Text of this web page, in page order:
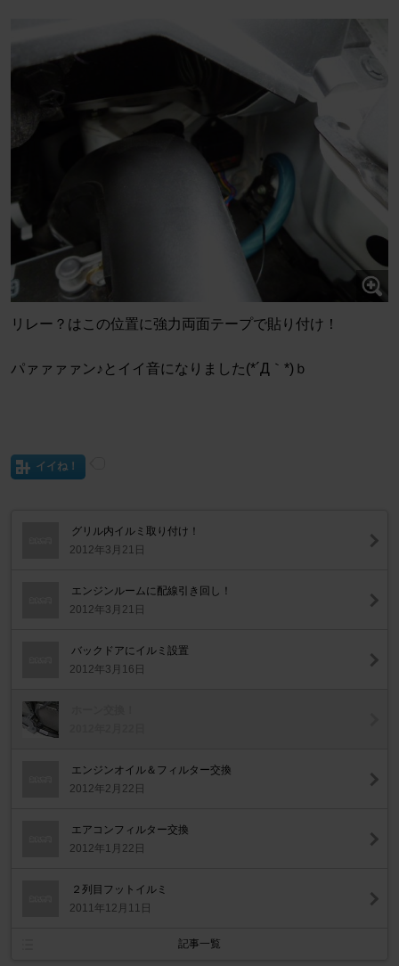
リレー？はこの位置に強力両面テープで貼り付け！
パァァァァン♪とイイ音になりました(*´Д｀*)ｂ
イイね！
グリル内イルミ取り付け！
2012年3月21日
エンジンルームに配線引き回し！
2012年3月21日
バックドアにイルミ設置
2012年3月16日
エンジンオイル＆フィルター交換
2012年2月22日
エアコンフィルター交換
2012年1月22日
２列目フットイルミ
2011年12月11日
記事一覧